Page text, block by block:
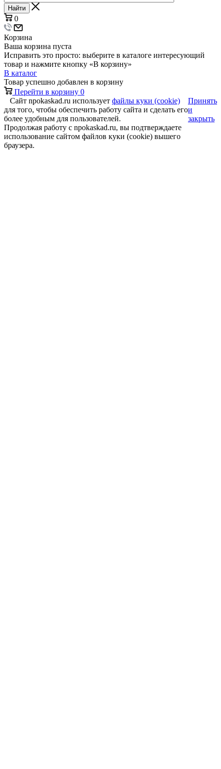
Найти
0
Корзина
Ваша корзина пуста
Исправить это просто: выберите в каталоге интересующий
товар и нажмите кнопку «В корзину»
В каталог
Товар успешно добавлен в корзину
Перейти в корзину 0
Сайт npokaskad.ru использует файлы куки (cookie)
для того, чтобы обеспечить работу сайта и сделать его
более удобным для пользователей.
Продолжая работу с npokaskad.ru, вы подтверждаете
использование сайтом файлов куки (cookie) вышего
браузера.
Принять
и
закрыть